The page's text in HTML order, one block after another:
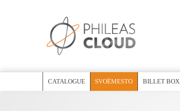
CATALOGUE SVOËMESTO BILLET BOX